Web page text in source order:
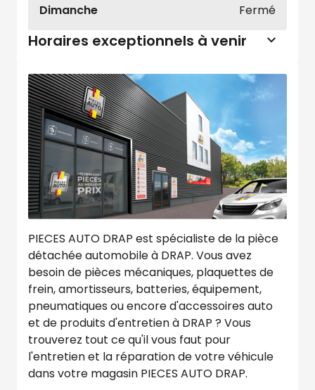
Dimanche Fermé
Horaires exceptionnels à venir
PIECES AUTO DRAP est spécialiste de la pièce
détachée automobile à DRAP. Vous avez
besoin de pièces mécaniques, plaquettes de
frein, amortisseurs, batteries, équipement,
pneumatiques ou encore d'accessoires auto
et de produits d'entretien à DRAP ? Vous
trouverez tout ce qu'il vous faut pour
l'entretien et la réparation de votre véhicule
dans votre magasin PIECES AUTO DRAP.